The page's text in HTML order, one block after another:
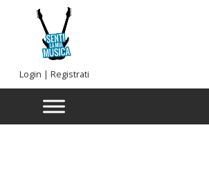
Login | Registrati